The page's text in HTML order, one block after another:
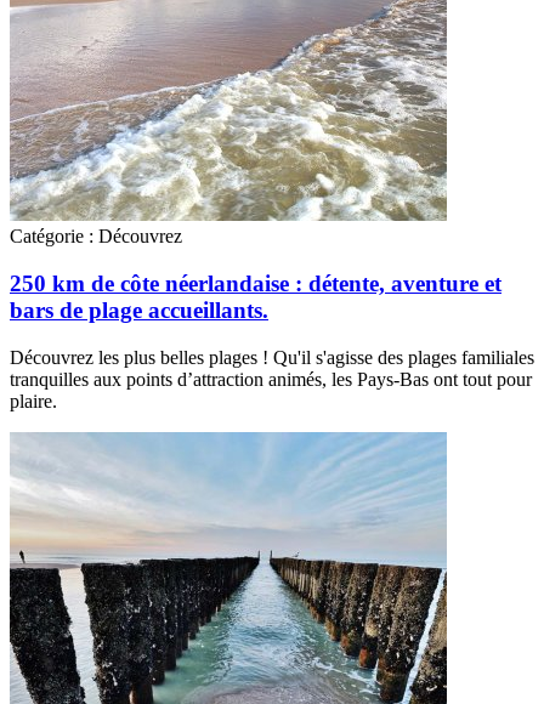
Catégorie : Découvrez
250 km de côte néerlandaise : détente, aventure et
bars de plage accueillants.
Découvrez les plus belles plages ! Qu'il s'agisse des plages familiales
tranquilles aux points d’attraction animés, les Pays-Bas ont tout pour
plaire.